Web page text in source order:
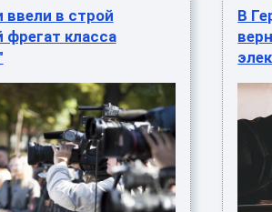
ввели в строй
класса
В